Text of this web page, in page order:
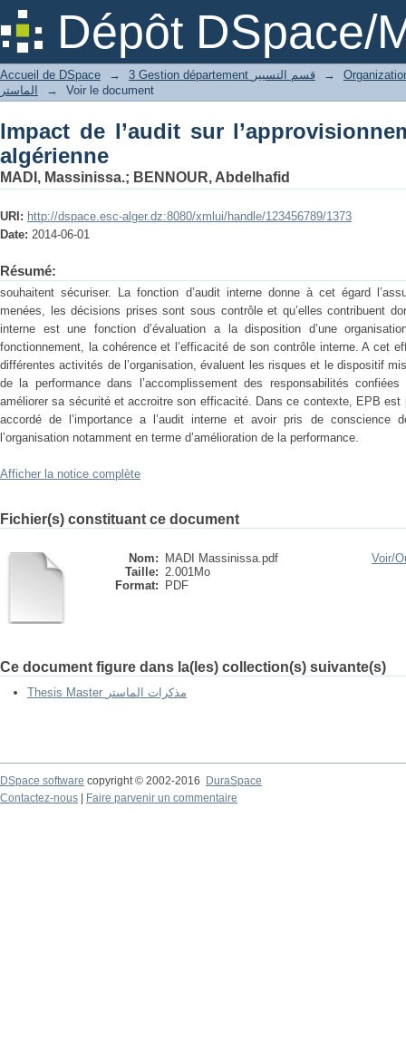
Dépôt DSpace/
Impact de l’audit sur
Accueil de DSpace → 3 Gestion département قسم التسيير
→
الماستر
→ Voir le document
Impact de l’audit sur
algérienne
MADI, Massinissa.; BENNOUR, Abdelhafid
URI: http://dspace.esc-alger.dz:8080/xmlui/handle/123456789/1373
Date: 2014-06-01
Résumé:
souhaitent sécuriser. La fonction d’audit interne donne à cet égard
menées, les décisions prises sont sous contrôle et qu’elles contribuent
interne est une fonction d’évaluation a la disposition d’une
fonctionnement, la cohérence et l’efficacité de son contrôle interne. A cet
différentes activités de l’organisation, évaluent les risques et le dispositif
de la performance dans l’accomplissement des responsabilités
améliorer sa sécurité et accroitre son efficacité. Dans ce contexte, EPB est
accordé de l’importance a l’audit interne et avoir pris de conscience
l’organisation notamment en terme d’amélioration de la performance.
Afficher la notice complète
Fichier(s) constituant ce document
Nom:
MADI Massinissa.pdf
Taille: 2.001Mo
Format:
PDF
Voir/
Ce document figure dans la(les) collection(s) suivante(s)
Thesis Master مذكرات الماستر
DSpace software copyright © 2002-2016
DuraSpace
Contactez-nous
Faire parvenir un commentaire